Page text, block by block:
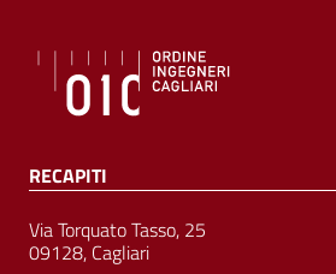
RECAPITI
Via Torquato Tasso, 25
09128, Cagliari